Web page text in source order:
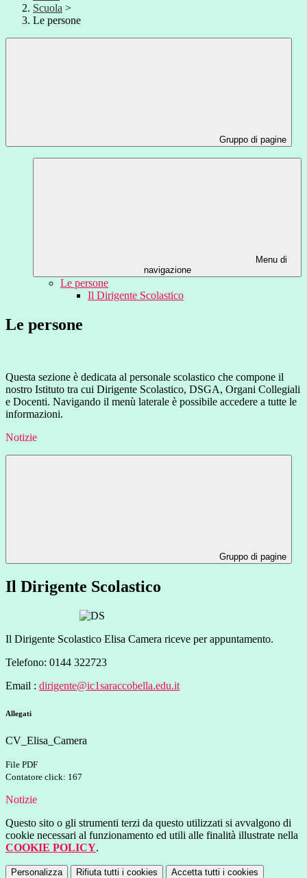
Scuola >
Le persone
Gruppo di pagine
Menu di
navigazione
Le persone
Il Dirigente Scolastico
Le persone
Questa sezione è dedicata al personale scolastico che compone il
nostro Istituto tra cui Dirigente Scolastico, DSGA, Organi Collegiali
e Docenti. Navigando il menù laterale è possibile accedere a tutte le
informazioni.
Notizie
Gruppo di pagine
Il Dirigente Scolastico
Il Dirigente Scolastico Elisa Camera riceve per appuntamento.
Telefono: 0144 322723
Email : dirigente@ic1saraccobella.edu.it
Allegati
CV_Elisa_Camera
File PDF
Contatore click: 167
Notizie
Questo sito o gli strumenti terzi da questo utilizzati si avvalgono di
cookie necessari al funzionamento ed utili alle finalità illustrate nella
COOKIE POLICY.
Personalizza Rifiuta tutti i cookies Accetta tutti i cookies